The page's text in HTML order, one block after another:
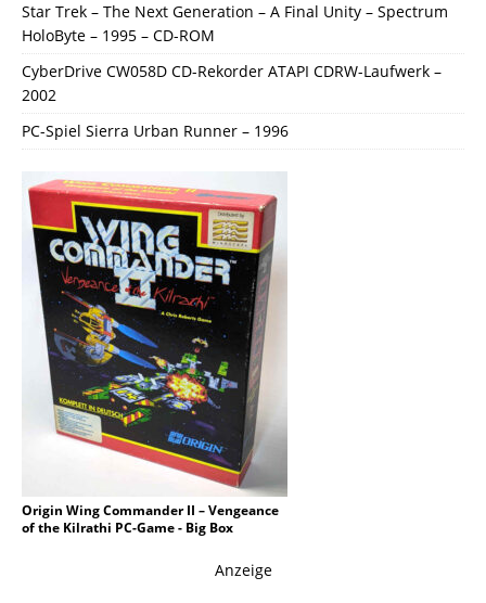
Star Trek – The Next Generation – A Final Unity – Spectrum
HoloByte – 1995 – CD-ROM
CyberDrive CW058D CD-Rekorder ATAPI CDRW-Laufwerk –
2002
PC-Spiel Sierra Urban Runner – 1996
Origin Wing Commander II – Vengeance
of the Kilrathi PC-Game - Big Box
Anzeige